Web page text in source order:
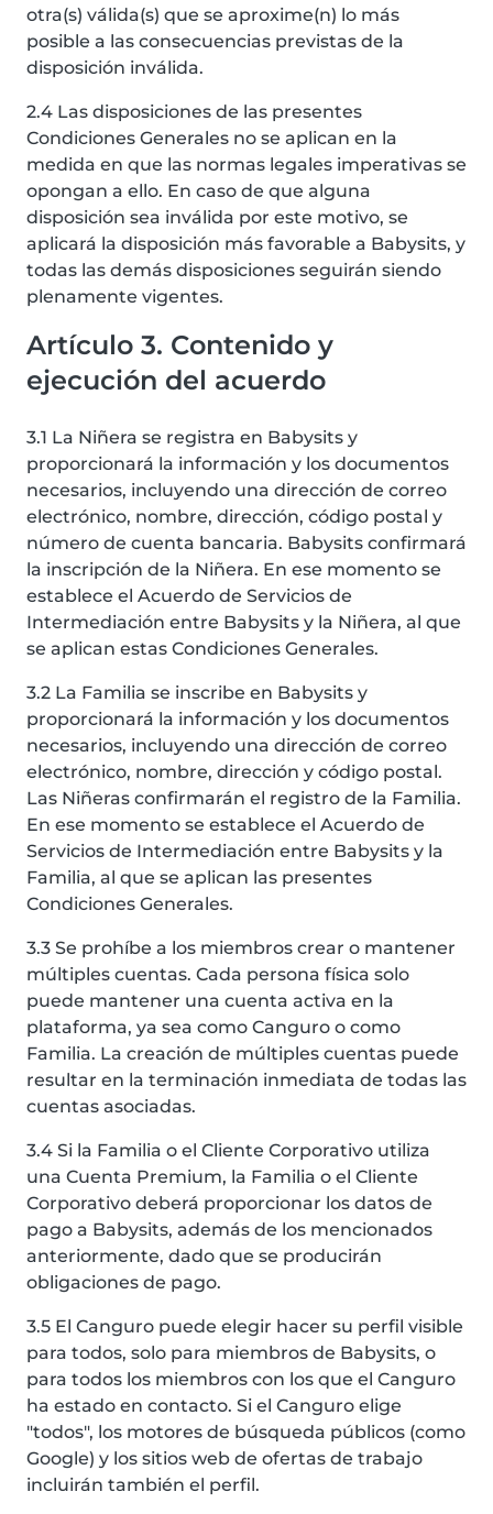
otra(s) válida(s) que se aproxime(n) lo más
posible a las consecuencias previstas de la
disposición inválida.
2.4 Las disposiciones de las presentes
Condiciones Generales no se aplican en la
medida en que las normas legales imperativas se
opongan a ello. En caso de que alguna
disposición sea inválida por este motivo, se
aplicará la disposición más favorable a Babysits, y
todas las demás disposiciones seguirán siendo
plenamente vigentes.
Artículo 3. Contenido y
ejecución del acuerdo
3.1 La Niñera se registra en Babysits y
proporcionará la información y los documentos
necesarios, incluyendo una dirección de correo
electrónico, nombre, dirección, código postal y
número de cuenta bancaria. Babysits confirmará
la inscripción de la Niñera. En ese momento se
establece el Acuerdo de Servicios de
Intermediación entre Babysits y la Niñera, al que
se aplican estas Condiciones Generales.
3.2 La Familia se inscribe en Babysits y
proporcionará la información y los documentos
necesarios, incluyendo una dirección de correo
electrónico, nombre, dirección y código postal.
Las Niñeras confirmarán el registro de la Familia.
En ese momento se establece el Acuerdo de
Servicios de Intermediación entre Babysits y la
Familia, al que se aplican las presentes
Condiciones Generales.
3.3 Se prohíbe a los miembros crear o mantener
múltiples cuentas. Cada persona física solo
puede mantener una cuenta activa en la
plataforma, ya sea como Canguro o como
Familia. La creación de múltiples cuentas puede
resultar en la terminación inmediata de todas las
cuentas asociadas.
3.4 Si la Familia o el Cliente Corporativo utiliza
una Cuenta Premium, la Familia o el Cliente
Corporativo deberá proporcionar los datos de
pago a Babysits, además de los mencionados
anteriormente, dado que se producirán
obligaciones de pago.
3.5 El Canguro puede elegir hacer su perfil visible
para todos, solo para miembros de Babysits, o
para todos los miembros con los que el Canguro
ha estado en contacto. Si el Canguro elige
"todos", los motores de búsqueda públicos (como
Google) y los sitios web de ofertas de trabajo
incluirán también el perfil.